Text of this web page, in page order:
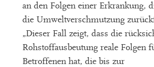
an den Folgen einer Erkrankung,
die Umweltverschmutzung
„Dieser Fall zeigt, dass die
Rohstoffausbeutung reale Folgen
Betroffenen hat, die bis zur